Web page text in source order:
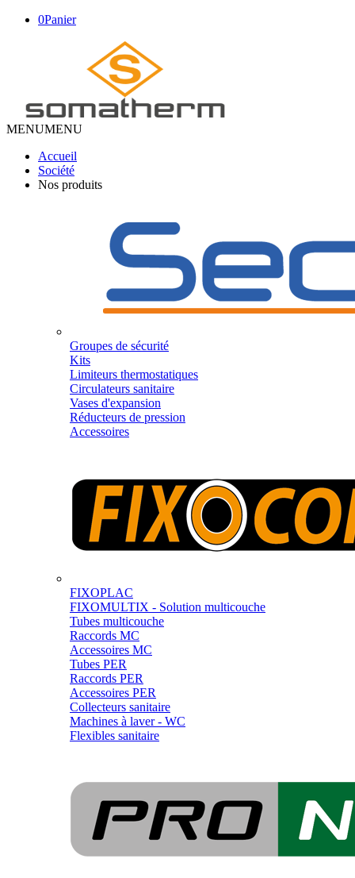
0Panier
MENUMENU
Accueil
Société
Nos produits
Groupes de sécurité
Kits
Limiteurs thermostatiques
Circulateurs sanitaire
Vases d'expansion
Réducteurs de pression
Accessoires
FIXOPLAC
FIXOMULTIX - Solution multicouche
Tubes multicouche
Raccords MC
Accessoires MC
Tubes PER
Raccords PER
Accessoires PER
Collecteurs sanitaire
Machines à laver - WC
Flexibles sanitaire